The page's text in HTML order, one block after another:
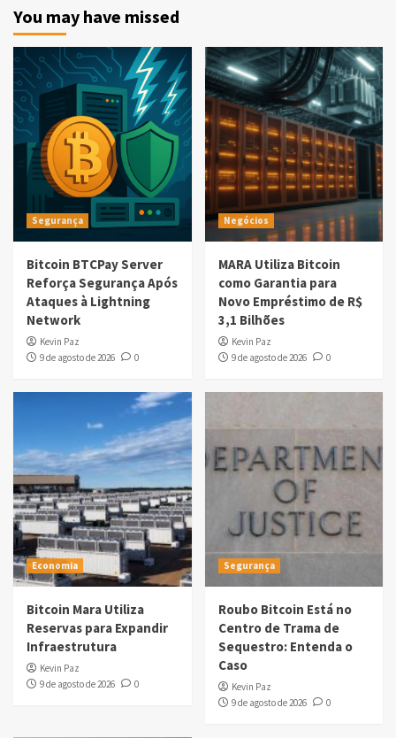
You may have missed
Segurança
Bitcoin BTCPay Server
Reforça Segurança Após
Ataques à Lightning
Network
Kevin Paz
9 de agosto de 2026
0
Negócios
MARA Utiliza Bitcoin
como Garantia para
Novo Empréstimo de R$
3,1 Bilhões
Kevin Paz
9 de agosto de 2026
0
Economia
Bitcoin Mara Utiliza
Reservas para Expandir
Infraestrutura
Kevin Paz
9 de agosto de 2026
0
Segurança
Roubo Bitcoin Está no
Centro de Trama de
Sequestro: Entenda o
Caso
Kevin Paz
9 de agosto de 2026
0